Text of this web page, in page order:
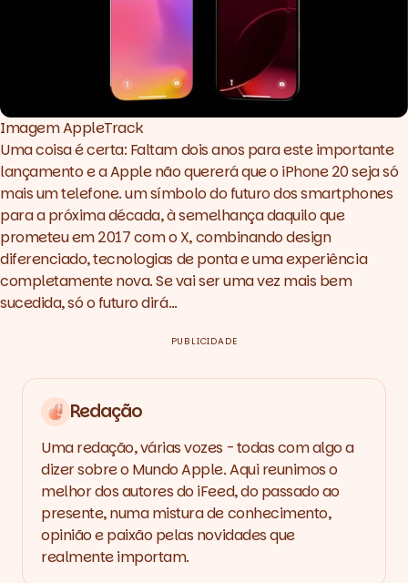
Imagem AppleTrack
Uma coisa é certa: Faltam dois anos para este importante
lançamento e a Apple não quererá que o iPhone 20 seja só
mais um telefone. um símbolo do futuro dos smartphones
para a próxima década, à semelhança daquilo que
prometeu em 2017 com o X, combinando design
diferenciado, tecnologias de ponta e uma experiência
completamente nova. Se vai ser uma vez mais bem
sucedida, só o futuro dirá…
PUBLICIDADE
Redação
Uma redação, várias vozes - todas com algo a
dizer sobre o Mundo Apple. Aqui reunimos o
melhor dos autores do iFeed, do passado ao
presente, numa mistura de conhecimento,
opinião e paixão pelas novidades que
realmente importam.